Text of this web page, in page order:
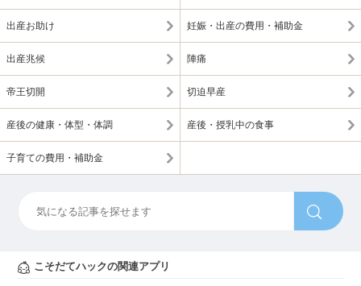
出産お助け 妊娠・出産の費用・補助金
出産兆候 陣痛
帝王切開 切迫早産
産後の健康・体型・体調 産後・授乳中の食事
子育ての費用・補助金
こそだてハックの関連アプリ